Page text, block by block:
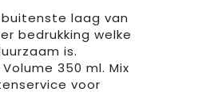
laag van
bedrukking welke
is.
350 ml. Mix
voor